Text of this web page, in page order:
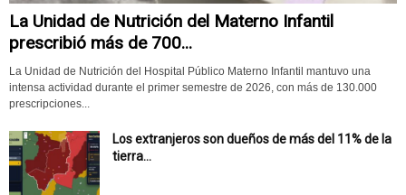
La Unidad de Nutrición del Materno Infantil
prescribió más de 700...
La Unidad de Nutrición del Hospital Público Materno Infantil mantuvo una
intensa actividad durante el primer semestre de 2026, con más de 130.000
prescripciones...
Los extranjeros son dueños de más del 11% de la
tierra...